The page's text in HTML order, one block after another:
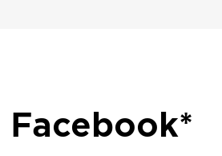
Facebook*